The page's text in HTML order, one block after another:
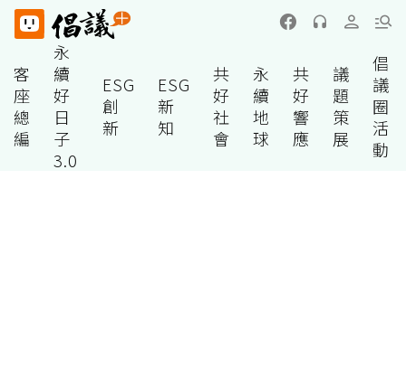
客
座
總
編
永
續
好
日
子
3.0
ESG
創
新
ESG
新
知
共
好
社
會
永
續
地
球
共
好
響
應
議
題
策
展
倡
議
圈
活
動